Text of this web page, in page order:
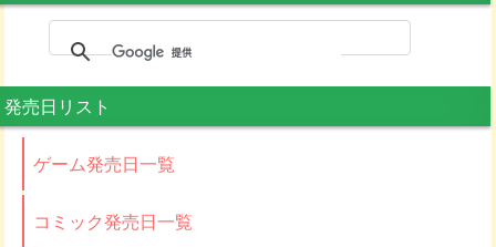
発売日リスト
ゲーム発売日一覧
コミック発売日一覧